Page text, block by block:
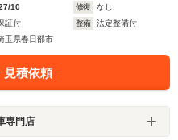
10 修復
なし
証付 整備
法定整備付
玉県春日部市
見積依頼
専門店